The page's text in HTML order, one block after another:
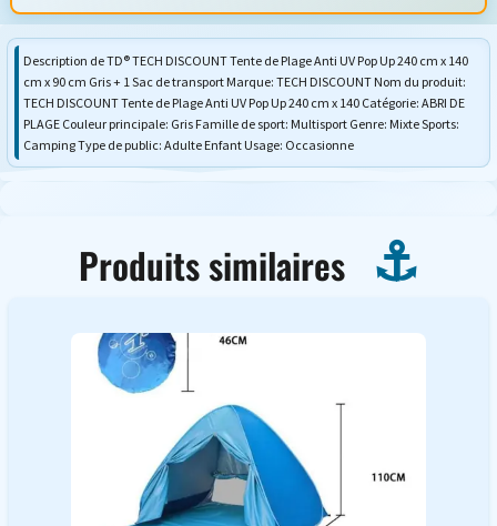
Description de TD® TECH DISCOUNT Tente de Plage Anti UV Pop Up 240 cm x 140
cm x 90 cm Gris + 1 Sac de transport Marque: TECH DISCOUNT Nom du produit:
TECH DISCOUNT Tente de Plage Anti UV Pop Up 240 cm x 140 Catégorie: ABRI DE
PLAGE Couleur principale: Gris Famille de sport: Multisport Genre: Mixte Sports:
Camping Type de public: Adulte Enfant Usage: Occasionne
Produits similaires